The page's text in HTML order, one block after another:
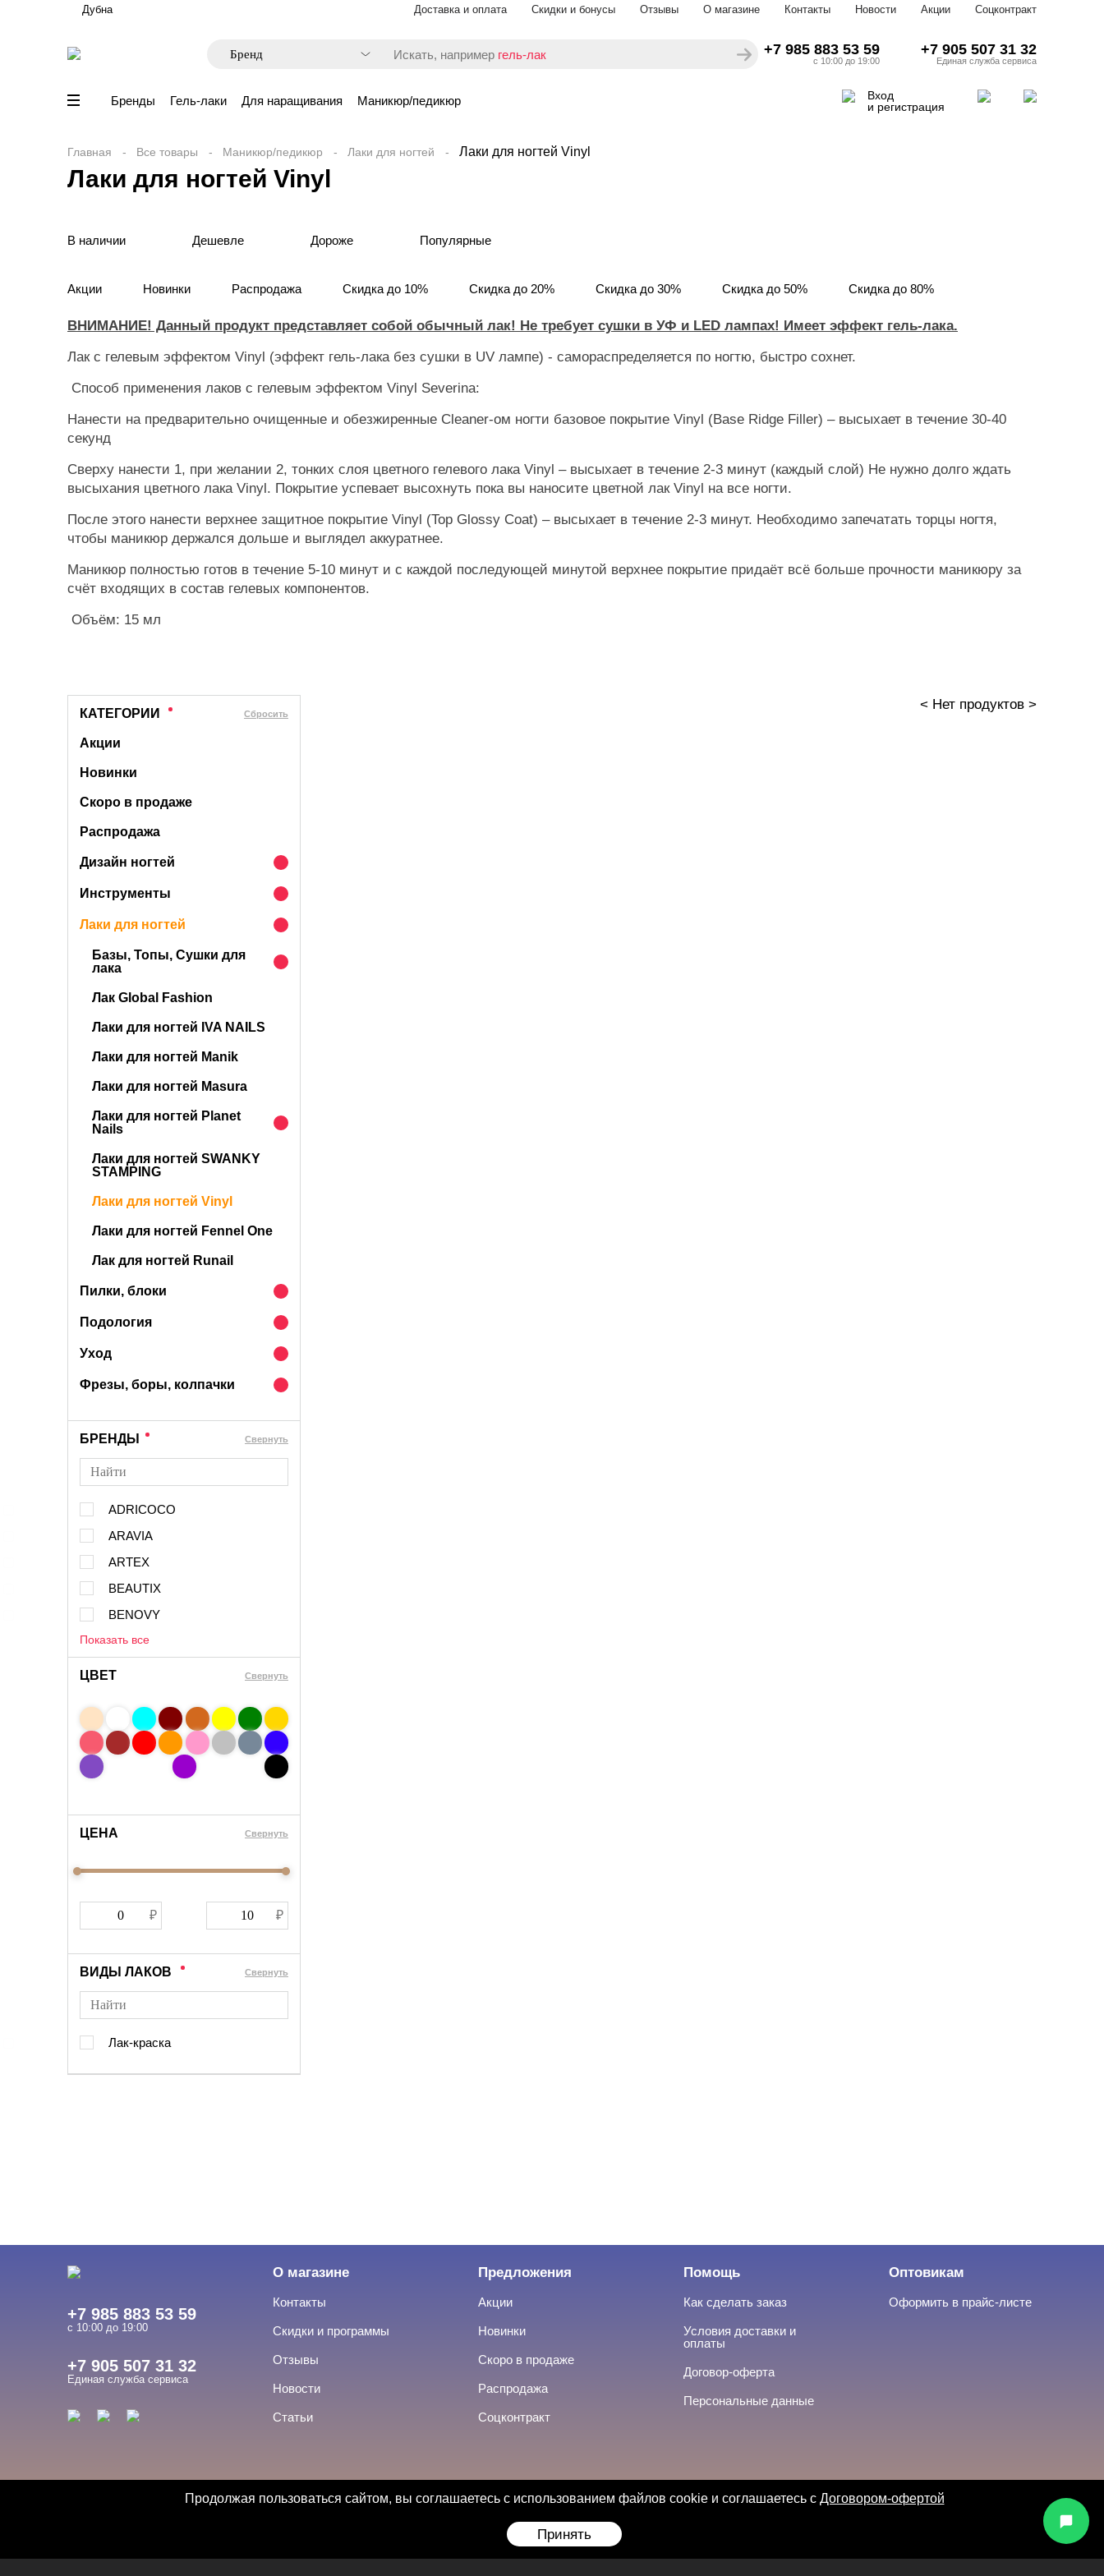
Дубна Доставка и оплата Скидки и бонусы Отзывы О магазине Контакты Новости Акции Соцконтракт
Искать, например гель-лак +7 985 883 53 59
с 10:00 до 19:00
+7 905 507 31 32
Единая служба сервиса
Бренды Гель-лаки Для наращивания Маникюр/педикюр
Вход
и регистрация
Главная Все товары Маникюр/педикюр Лаки для ногтей Лаки для ногтей Vinyl
Лаки для ногтей Vinyl
В наличии Дешевле Дороже Популярные
Акции Новинки Распродажа Скидка до 10% Скидка до 20% Скидка до 30% Скидка до 50% Скидка до 80%
ВНИМАНИЕ! Данный продукт представляет собой обычный лак! Не требует сушки в УФ и LED лампах! Имеет эффект гель-лака.
Лак с гелевым эффектом Vinyl (эффект гель-лака без сушки в UV лампе) - самораспределяется по ногтю, быстро сохнет.
Способ применения лаков с гелевым эффектом Vinyl Severina:
Нанести на предварительно очищенные и обезжиренные Cleaner-ом ногти базовое покрытие Vinyl (Base Ridge Filler) – высыхает в течение 30-40
секунд
Сверху нанести 1, при желании 2, тонких слоя цветного гелевого лака Vinyl – высыхает в течение 2-3 минут (каждый слой) Не нужно долго ждать
высыхания цветного лака Vinyl. Покрытие успевает высохнуть пока вы наносите цветной лак Vinyl на все ногти.
После этого нанести верхнее защитное покрытие Vinyl (Top Glossy Coat) – высыхает в течение 2-3 минут. Необходимо запечатать торцы ногтя,
чтобы маникюр держался дольше и выглядел аккуратнее.
Маникюр полностью готов в течение 5-10 минут и с каждой последующей минутой верхнее покрытие придаёт всё больше прочности маникюру за
счёт входящих в состав гелевых компонентов.
Объём: 15 мл
КАТЕГОРИИ Cбросить
Акции
Новинки
Скоро в продаже
Распродажа
Дизайн ногтей
Инструменты
Лаки для ногтей
Базы, Топы, Сушки для
лака
Лак Global Fashion
Лаки для ногтей IVA NAILS
Лаки для ногтей Manik
Лаки для ногтей Masura
Лаки для ногтей Planet
Nails
Лаки для ногтей SWANKY
STAMPING
Лаки для ногтей Vinyl
Лаки для ногтей Fennel One
Лак для ногтей Runail
Пилки, блоки
Подология
Уход
Фрезы, боры, колпачки
БРЕНДЫ Cвернуть
ADRICOCO
ARAVIA
ARTEX
BEAUTIX
BENOVY
Показать все
ЦВЕТ Свернуть
ЦЕНА Cвернуть
ВИДЫ ЛАКОВ Cвернуть
Лак-краска
< Нет продуктов >
+7 985 883 53 59
с 10:00 до 19:00
+7 905 507 31 32
Единая служба сервиса
О магазине
Контакты
Скидки и программы
Отзывы
Новости
Статьи
Предложения
Акции
Новинки
Скоро в продаже
Распродажа
Соцконтракт
Помощь
Как сделать заказ
Условия доставки и
оплаты
Договор-оферта
Персональные данные
Оптовикам
Оформить в прайс-листе
Продолжая пользоваться сайтом, вы соглашаетесь с использованием файлов cookie и соглашаетесь с Договором-офертой
Принять